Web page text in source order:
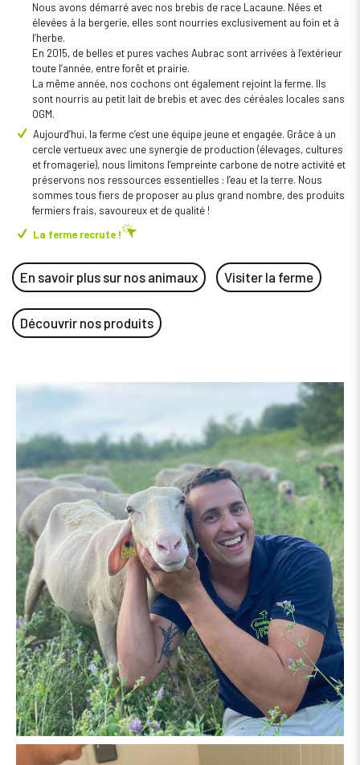
Nous avons démarré avec nos brebis de race Lacaune. Nées et
élevées à la bergerie, elles sont nourries exclusivement au foin et à
l’herbe.
En 2015, de belles et pures vaches Aubrac sont arrivées à l’extérieur
toute l’année, entre forêt et prairie.
La même année, nos cochons ont également rejoint la ferme. Ils
sont nourris au petit lait de brebis et avec des céréales locales sans
OGM.
Aujourd’hui, la ferme c’est une équipe jeune et engagée. Grâce à un
cercle vertueux avec une synergie de production (élevages, cultures
et fromagerie), nous limitons l’empreinte carbone de notre activité et
préservons nos ressources essentielles : l’eau et la terre. Nous
sommes tous fiers de proposer au plus grand nombre, des produits
fermiers frais, savoureux et de qualité !
La ferme recrute !
En savoir plus sur nos animaux Visiter la ferme
Découvrir nos produits